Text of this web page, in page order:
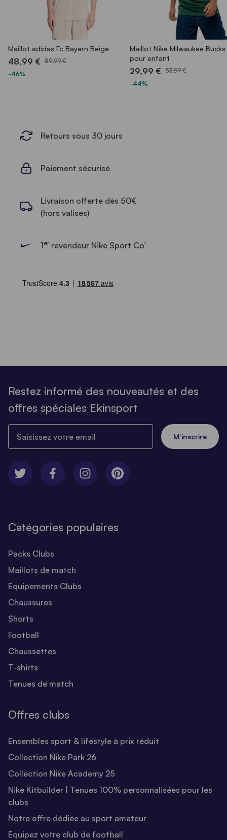
Maillot adidas Fc Bayern Beige
48,99 € 89,99 €
-46%
Maillot Nike Milwaukee
pour enfant
29,99 € 53,99 €
-44%
Retours sous 30 jours
Paiement sécurisé
Livraison offerte dès 50€
(hors valises)
1errevendeur Nike Sport Co’
Restez informé des nouveautés et des
offres spéciales Ekinsport
M’inscrire
Catégories populaires
Packs Clubs
Maillots de match
Equipements Clubs
Chaussures
Shorts
Football
Chaussettes
T-shirts
Tenues de match
Offres clubs
Ensembles sport & lifestyle à prix réduit
Collection Nike Park 26
Collection Nike Academy 25
Nike Kitbuilder | Tenues 100% personnalisées pour les
clubs
Notre offre dédiée au sport amateur
Equipez votre club de football